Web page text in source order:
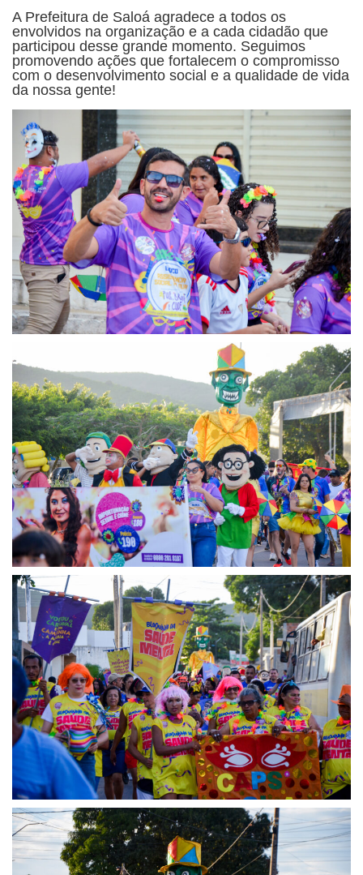
A Prefeitura de Saloá agradece a todos os
envolvidos na organização e a cada cidadão que
participou desse grande momento. Seguimos
promovendo ações que fortalecem o compromisso
com o desenvolvimento social e a qualidade de vida
da nossa gente!